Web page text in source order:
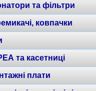
та фільтри
ковпачки
та касетниці
плати